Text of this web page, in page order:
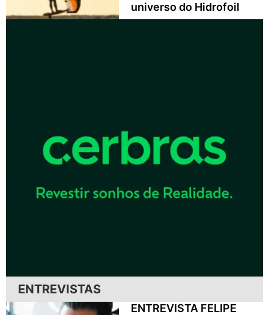
universo do Hidrofoil
ENTREVISTAS
ENTREVISTA FELIPE